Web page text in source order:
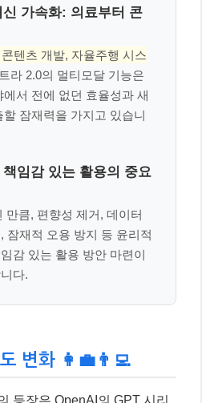
만큼, 편향성 제거, 데이터
잠재적 오용 방지 등 윤리적
감 있는 활용 방안 마련이
다.
등장은 OpenAI의 GPT 시리
빅테크 기업들의 AI 경쟁에
입니다. 멀티모달 AI 기술은
력 이 될 것이며, 이를 선점하
더욱 치열해질 것입니다.
술의 상용화를 가속화하고, 다
솔루션 제공 등 무궁무진한